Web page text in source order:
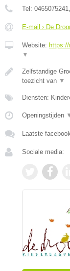
Tel: 0465075241
E-mail › De
Website:
▼
Zelfstandige
toezicht van ▼
Diensten:
Openingstijden
Laatste
Sociale media: